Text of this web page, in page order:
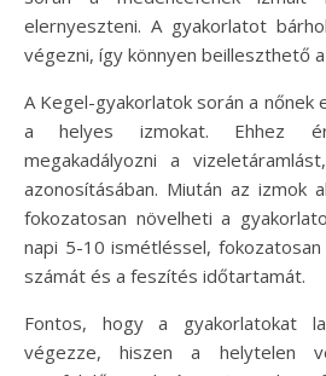
elernyeszteni. A gyakorlatot
végezni, így könnyen beilleszthető
A Kegel-gyakorlatok során a nőnek
a helyes izmokat. Ehhez
megakadályozni a
azonosításában. Miután az izmok
fokozatosan növelheti a
napi 5-10 ismétléssel,
számát és a feszítés időtartamát.
Fontos, hogy a gyakorlatokat
végezze, hiszen a helytelen